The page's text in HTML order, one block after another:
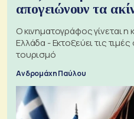
απογειώνουν τα
Ο κινηματογράφος γίνεται η
Ελλάδα - Εκτοξεύει τις τιμές
τουρισμό
Ανδρομάχη Παύλου